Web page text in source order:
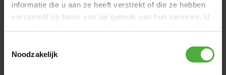
informatie die u aan ze heeft verstrekt of die ze hebben
verzameld op basis van uw gebruik van hun services. U
Noodzakelijk
Alle Abmessungen und Details anzeigen